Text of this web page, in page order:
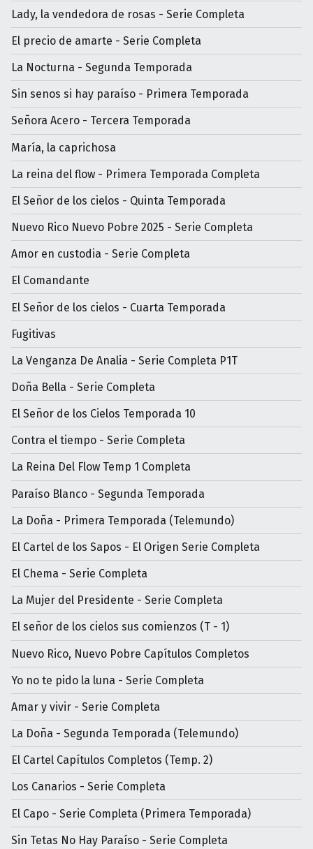
Lady, la vendedora de rosas - Serie Completa
El precio de amarte - Serie Completa
La Nocturna - Segunda Temporada
Sin senos si hay paraíso - Primera Temporada
Señora Acero - Tercera Temporada
María, la caprichosa
La reina del flow - Primera Temporada Completa
El Señor de los cielos - Quinta Temporada
Nuevo Rico Nuevo Pobre 2025 - Serie Completa
Amor en custodia - Serie Completa
El Comandante
El Señor de los cielos - Cuarta Temporada
Fugitivas
La Venganza De Analia - Serie Completa P1T
Doña Bella - Serie Completa
El Señor de los Cielos Temporada 10
Contra el tiempo - Serie Completa
La Reina Del Flow Temp 1 Completa
Paraíso Blanco - Segunda Temporada
La Doña - Primera Temporada (Telemundo)
El Cartel de los Sapos - El Origen Serie Completa
El Chema - Serie Completa
La Mujer del Presidente - Serie Completa
El señor de los cielos sus comienzos (T - 1)
Nuevo Rico, Nuevo Pobre Capítulos Completos
Yo no te pido la luna - Serie Completa
Amar y vivir - Serie Completa
La Doña - Segunda Temporada (Telemundo)
El Cartel Capítulos Completos (Temp. 2)
Los Canarios - Serie Completa
El Capo - Serie Completa (Primera Temporada)
Sin Tetas No Hay Paraíso - Serie Completa